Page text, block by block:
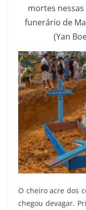
mortes
funerário de
(Yan
O cheiro acre dos
chegou devagar.